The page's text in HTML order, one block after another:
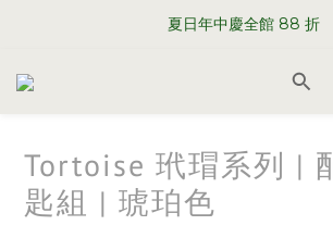
WELCOME TO SABRE
夏日年中慶全館 88 折
WELCOME TO SABRE
Tortoise 玳瑁系列 |
匙組 | 琥珀色